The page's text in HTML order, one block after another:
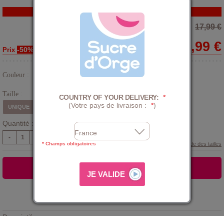
PROMO
17,99 €
Prix -50% 8,99 €
Couleur :
Taille :
UNIQUE
Quantité :
-
Guide des tailles
AJOUTER AU PANIER
COUNTRY OF YOUR DELIVERY: *
(Votre pays de livraison :
*)
* Champs obligatoires